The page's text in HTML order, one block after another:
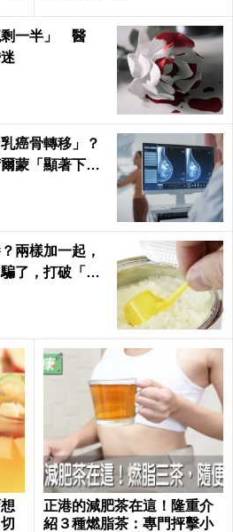
剩一半」 醫
癌骨轉移」？
蒙「顯著下
兩樣加一起，
了，打破「營
正港的減肥茶在這！隆重介
紹３種燃脂茶：專門抨擊小